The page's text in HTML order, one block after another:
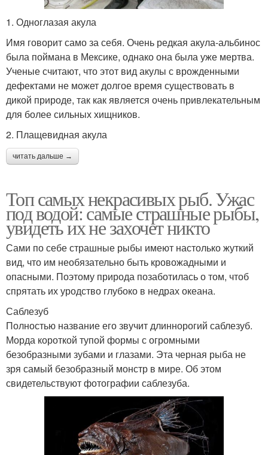
1. Одноглазая акула
Имя говорит само за себя. Очень редкая акула-альбинос
была поймана в Мексике, однако она была уже мертва.
Ученые считают, что этот вид акулы с врожденными
дефектами не может долгое время существовать в
дикой природе, так как является очень привлекательным
для более сильных хищников.
2. Плащевидная акула
читать дальше →
Топ самых некрасивых рыб. Ужас
под водой: самые страшные рыбы,
увидеть их не захочет никто
Сами по себе страшные рыбы имеют настолько жуткий
вид, что им необязательно быть кровожадными и
опасными. Поэтому природа позаботилась о том, чтоб
спрятать их уродство глубоко в недрах океана.
Саблезуб
Полностью название его звучит длиннорогий саблезуб.
Морда короткой тупой формы с огромными
безобразными зубами и глазами. Эта черная рыба не
зря самый безобразный монстр в мире. Об этом
свидетельствуют фотографии саблезуба.